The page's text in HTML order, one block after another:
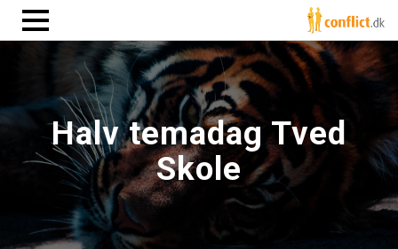
Halv temadag Tved
Skole